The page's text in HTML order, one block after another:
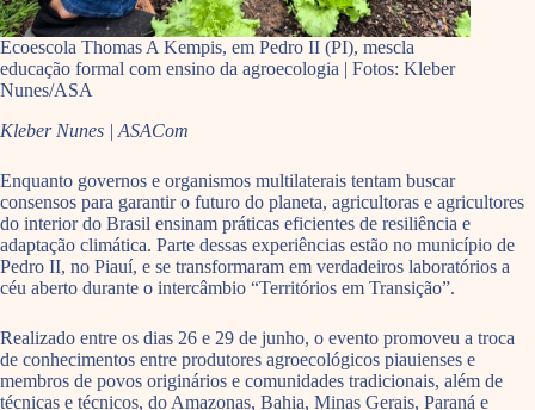
Ecoescola Thomas A Kempis, em Pedro II (PI), mescla
educação formal com ensino da agroecologia | Fotos: Kleber
Nunes/ASA
Kleber Nunes | ASACom
Enquanto governos e organismos multilaterais tentam buscar
consensos para garantir o futuro do planeta, agricultoras e agricultores
do interior do Brasil ensinam práticas eficientes de resiliência e
adaptação climática. Parte dessas experiências estão no município de
Pedro II, no Piauí, e se transformaram em verdadeiros laboratórios a
céu aberto durante o intercâmbio “Territórios em Transição”.
Realizado entre os dias 26 e 29 de junho, o evento promoveu a troca
de conhecimentos entre produtores agroecológicos piauienses e
membros de povos originários e comunidades tradicionais, além de
técnicas e técnicos, do Amazonas, Bahia, Minas Gerais, Paraná e